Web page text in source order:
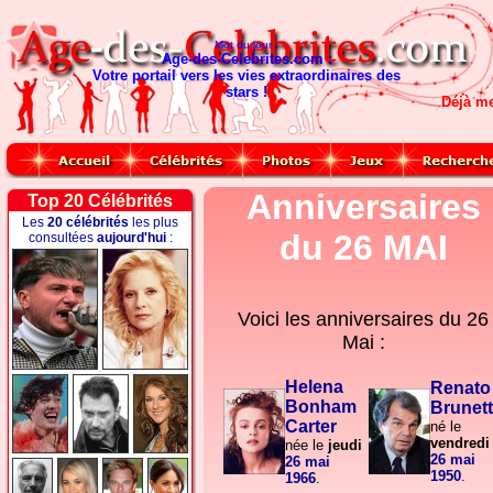
Mot du jour :
Age-des-Celebrites.com :
Votre portail vers les vies extraordinaires des
stars !
Déjà
Top 20 Célébrités
Les 20 célébrités les plus
consultées aujourd'hui:
Anniversaires
du 26 MAI
Voici les anniversaires du 26
Mai :
Helena
Bonham
Carter
née le jeudi
26 mai
1966.
Renato
né le
vendredi
26 mai
1950.